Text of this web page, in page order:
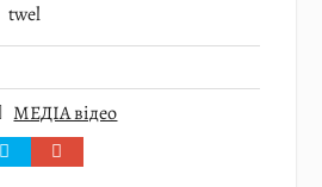
twel
МЕДІА відео